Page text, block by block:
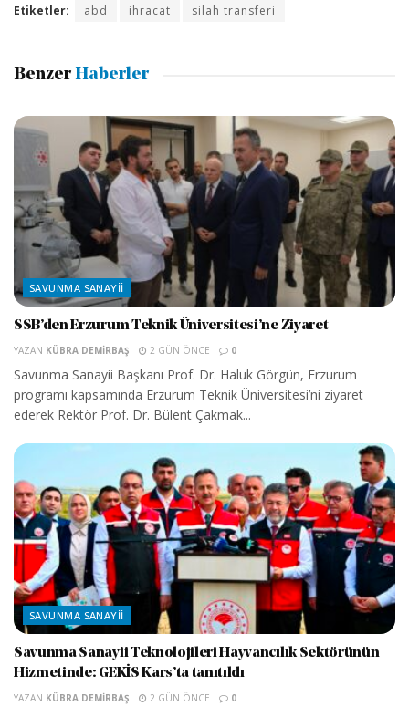
Etiketler: abd ihracat silah transferi
Benzer Haberler
SAVUNMA SANAYII
SSB’den Erzurum Teknik Üniversitesi’ne Ziyaret
YAZAN KÜBRA DEMIRBAŞ 2 GÜN ÖNCE 0
Savunma Sanayii Başkanı Prof. Dr. Haluk Görgün, Erzurum
programı kapsamında Erzurum Teknik Üniversitesi’ni ziyaret
ederek Rektör Prof. Dr. Bülent Çakmak...
SAVUNMA SANAYII
Savunma Sanayii Teknolojileri Hayvancılık Sektörünün
Hizmetinde: GEKİS Kars’ta tanıtıldı
YAZAN KÜBRA DEMIRBAŞ 2 GÜN ÖNCE 0